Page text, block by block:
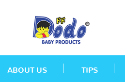
ABOUT US TIPS